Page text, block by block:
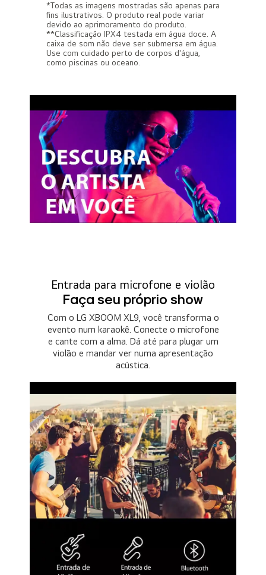
*Todas as imagens mostradas são apenas para
fins ilustrativos. O produto real pode variar
devido ao aprimoramento do produto.
**Classificação IPX4 testada em água doce. A
caixa de som não deve ser submersa em água.
Use com cuidado perto de corpos d'água,
como piscinas ou oceano.
Entrada para microfone e violão
Faça seu próprio show
Com o LG XBOOM XL9, você transforma o
evento num karaokê. Conecte o microfone
e cante com a alma. Dá até para plugar um
violão e mandar ver numa apresentação
acústica.